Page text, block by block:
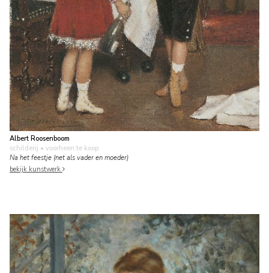
Albert Roosenboom
schilderij • voorheen te koop
Na het feestje (net als vader en moeder)
bekijk kunstwerk